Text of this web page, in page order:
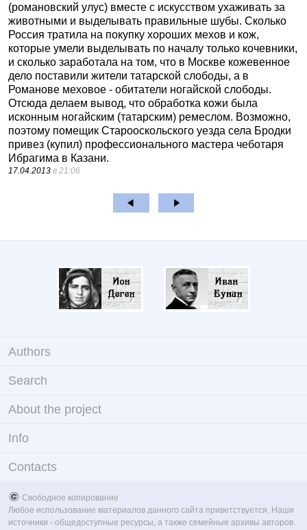
(романовский улус) вместе с искусством ухаживать за
животными и выделывать правильные шубы. Сколько
Россия тратила на покупку хороших мехов и кож,
которые умели выделывать по началу только кочевники,
и сколько заработала на том, что в Москве кожевенное
дело поставили жители татарской слободы, а в
Романове меховое - обитатели ногайской слободы.
Отсюда делаем вывод, что обработка кожи была
исконным ногайским (татарским) ремеслом. Возможно,
поэтому помещик Старооскольского уезда села Бродки
привез (купил) профессионального мастера чеботаря
Ибрагима в Казани.
17.04.2013 в 21:06
Authors
Search
About the project
Info
Contacts
Свободное копирование
Любое использование материалов данного сайта приветствуется. Наши
источники - общедоступные ресурсы, а также семейные архивы авторов.